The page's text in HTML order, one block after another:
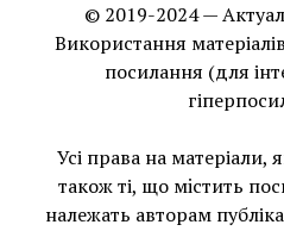
© 2019-2024 —
Використання
посилання (для
Усі права на матеріали,
також ті, що мiстить
належать авторам